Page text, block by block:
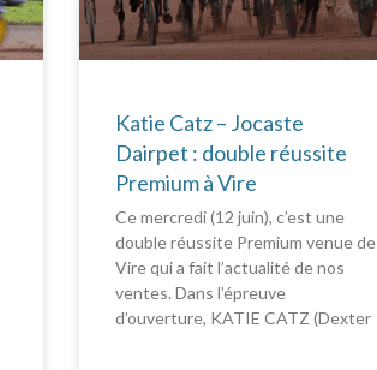
Katie Catz – Jocaste
Dairpet : double réussite
Premium à Vire
Ce mercredi (12 juin), c’est une
double réussite Premium venue de
Vire qui a fait l’actualité de nos
ventes. Dans l’épreuve
d’ouverture, KATIE CATZ (Dexter